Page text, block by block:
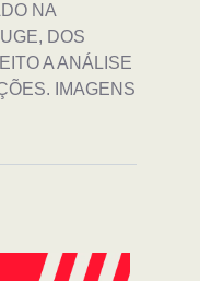
NA
DOS
A ANÁLISE
IMAGENS